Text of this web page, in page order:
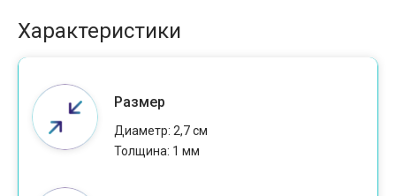
Характеристики
Размер
Диаметр: 2,7 см
Толщина: 1 мм